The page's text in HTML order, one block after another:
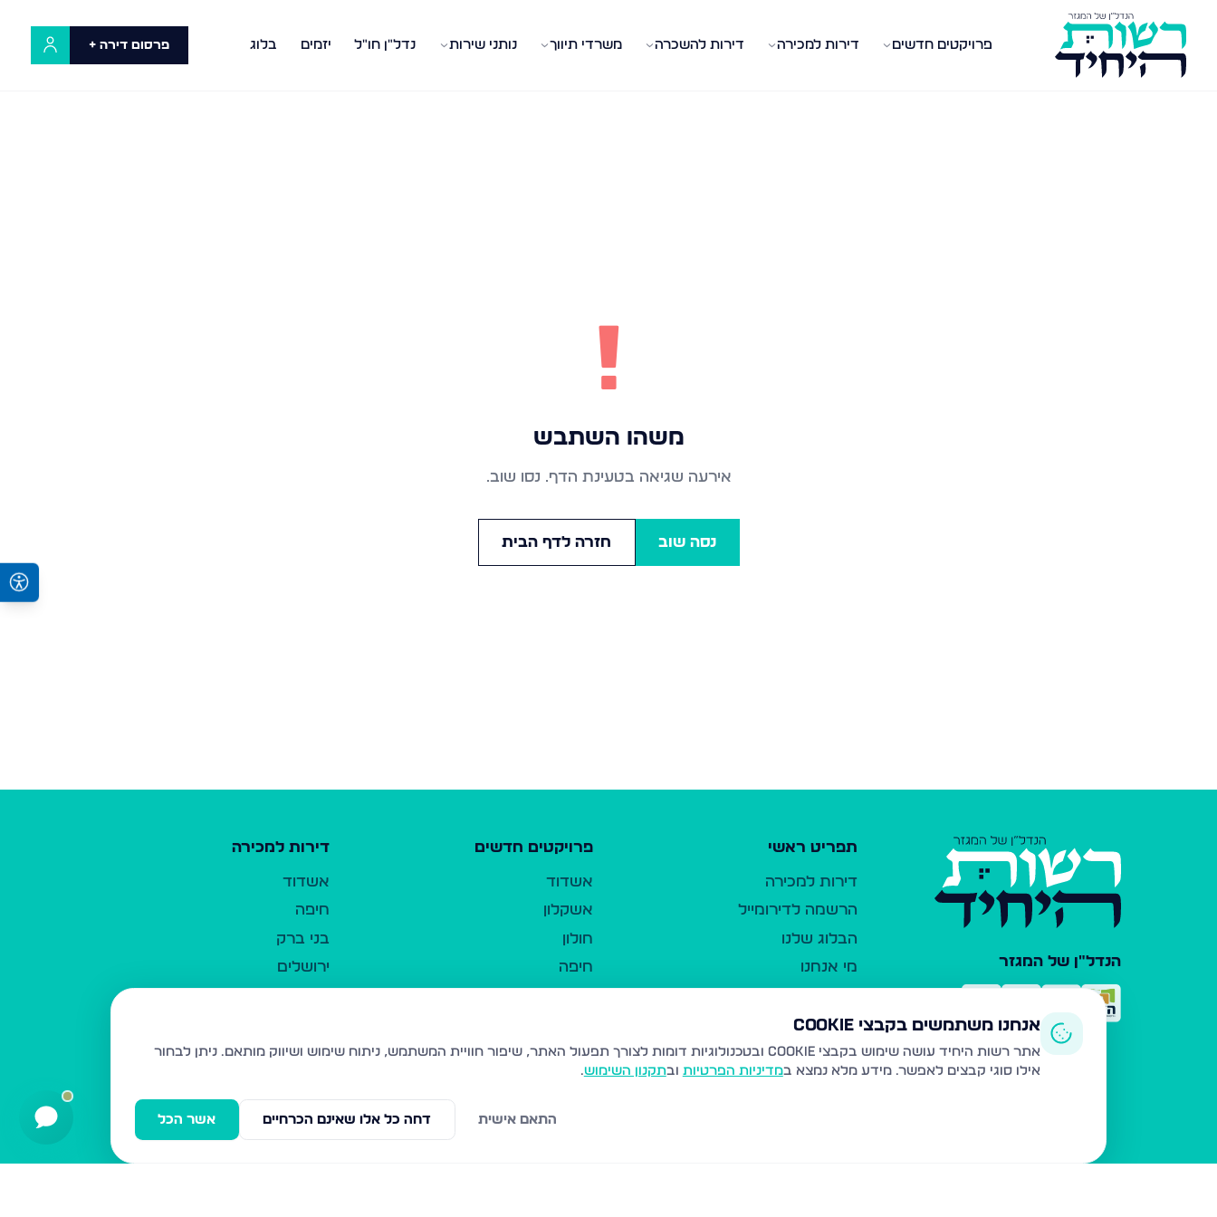
פרויקטים חדשים דירות למכירה דירות להשכרה משרדי תיווך נותני שירות נדל"ן חו"ל יזמים בלוג פרסום דירה +
!
משהו השתבש
אירעה שגיאה בטעינת הדף. נסו שוב.
נסה שוב חזרה לדף הבית
הנדל"ן של המגזר
תפריט ראשי
דירות למכירה
הרשמה לדירומייל
הבלוג שלנו
מי אנחנו
כלי עזר
פרסום ברשות היחיד
משרדי תיווך
פרויקטים חדשים
אשדוד
אשקלון
חולון
חיפה
נהריה
עמנואל
דירות למכירה
אשדוד
חיפה
בני ברק
ירושלים
בית שמש
ביתר עילית
אנחנו משתמשים בקבצי Cookie
אתר רשות היחיד עושה שימוש בקבצי Cookie ובטכנולוגיות דומות לצורך תפעול האתר, שיפור חוויית המשתמש, ניתוח שימוש ושיווק מותאם.
ניתן לבחור
אילו סוגי קבצים לאפשר. מידע מלא נמצא במדיניות הפרטיות ובתקנון השימוש.
אשר הכל דחה כל אלו שאינם הכרחיים התאם אישית